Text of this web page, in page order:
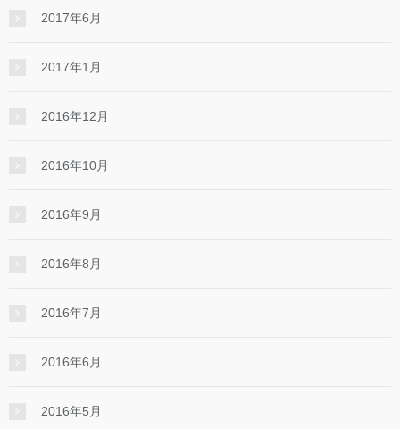
2017年6月
2017年1月
2016年12月
2016年10月
2016年9月
2016年8月
2016年7月
2016年6月
2016年5月